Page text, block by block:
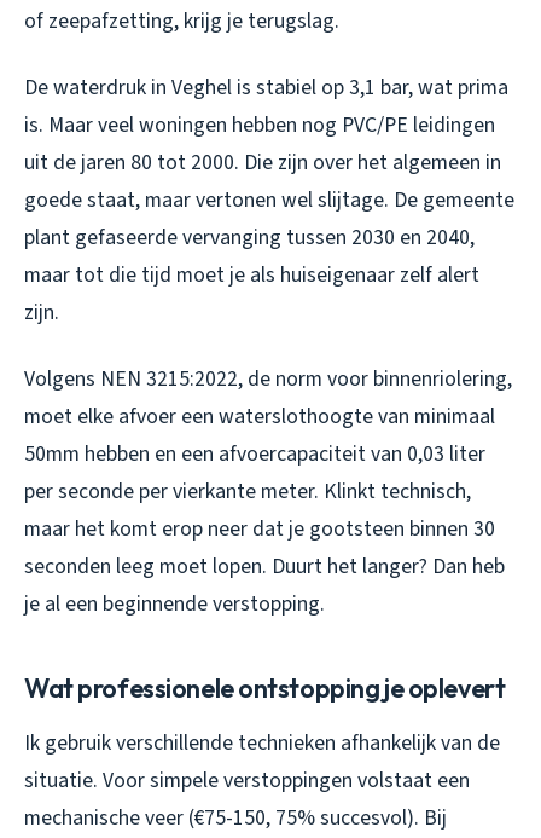
of zeepafzetting, krijg je terugslag.
De waterdruk in Veghel is stabiel op 3,1 bar, wat prima
is. Maar veel woningen hebben nog PVC/PE leidingen
uit de jaren 80 tot 2000. Die zijn over het algemeen in
goede staat, maar vertonen wel slijtage. De gemeente
plant gefaseerde vervanging tussen 2030 en 2040,
maar tot die tijd moet je als huiseigenaar zelf alert
zijn.
Volgens NEN 3215:2022, de norm voor binnenriolering,
moet elke afvoer een waterslothoogte van minimaal
50mm hebben en een afvoercapaciteit van 0,03 liter
per seconde per vierkante meter. Klinkt technisch,
maar het komt erop neer dat je gootsteen binnen 30
seconden leeg moet lopen. Duurt het langer? Dan heb
je al een beginnende verstopping.
Wat professionele ontstopping je oplevert
Ik gebruik verschillende technieken afhankelijk van de
situatie. Voor simpele verstoppingen volstaat een
mechanische veer (€75-150, 75% succesvol). Bij